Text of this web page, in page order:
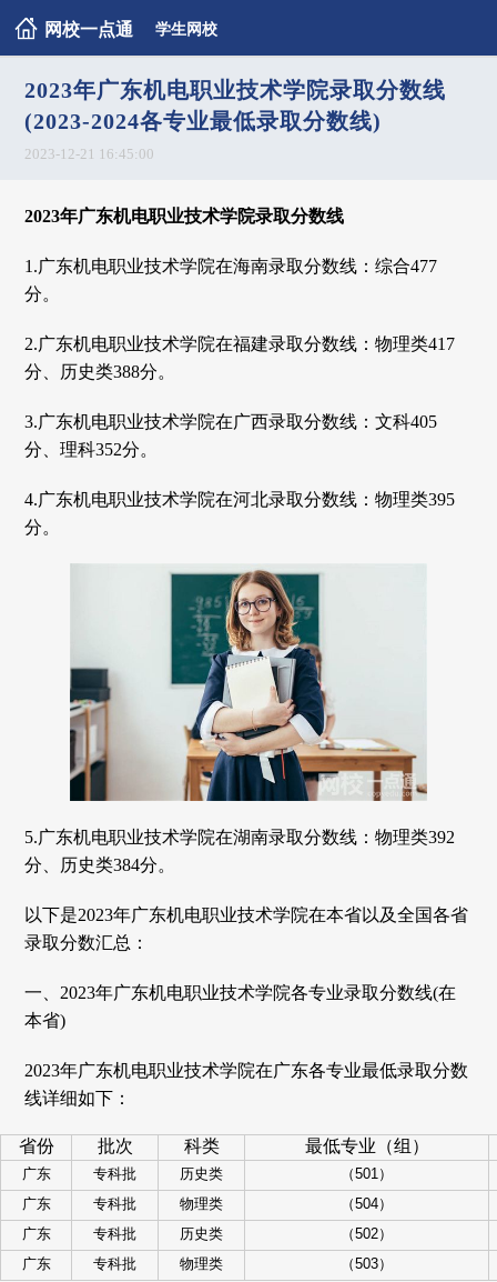
网校一点通 学生网校
2023年广东机电职业技术学院录取分数线
(2023-2024各专业最低录取分数线)
2023-12-21 16:45:00
2023年广东机电职业技术学院录取分数线
1.广东机电职业技术学院在海南录取分数线：综合477
分。
2.广东机电职业技术学院在福建录取分数线：物理类417
分、历史类388分。
3.广东机电职业技术学院在广西录取分数线：文科405
分、理科352分。
4.广东机电职业技术学院在河北录取分数线：物理类395
分。
5.广东机电职业技术学院在湖南录取分数线：物理类392
分、历史类384分。
以下是2023年广东机电职业技术学院在本省以及全国各省
录取分数汇总：
一、2023年广东机电职业技术学院各专业录取分数线(在
本省)
2023年广东机电职业技术学院在广东各专业最低录取分数
线详细如下：
省份 批次 科类 最低专业（组）
广东 专科批 历史类
（501）
广东
专科批 物理类
（504）
广东
专科批 历史类
（502）
广东
专科批 物理类 （503）